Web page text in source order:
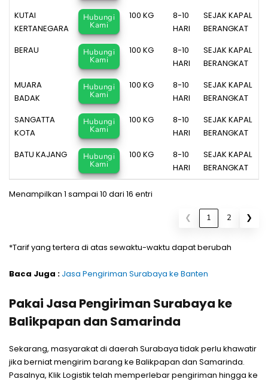
KUTAI
KERTANEGARA
Hubungi
Kami
100 KG
8-10
HARI
SEJAK KAPAL
BERANGKAT
BERAU
Hubungi
Kami
100 KG
8-10
HARI
SEJAK KAPAL
BERANGKAT
MUARA
BADAK
Hubungi
Kami
100 KG
8-10
HARI
SEJAK KAPAL
BERANGKAT
SANGATTA
KOTA
Hubungi
Kami
100 KG
8-10
HARI
SEJAK KAPAL
BERANGKAT
BATU KAJANG
Hubungi
Kami
100 KG
8-10
HARI
SEJAK KAPAL
BERANGKAT
Menampilkan 1 sampai 10 dari 16 entri
❮ 1 2 ❯
*Tarif yang tertera di atas sewaktu-waktu dapat berubah
Baca Juga : Jasa Pengiriman Surabaya ke Banten
Pakai Jasa Pengiriman Surabaya ke
Balikpapan dan Samarinda
Sekarang, masyarakat di daerah Surabaya tidak perlu khawatir
jika berniat mengirim barang ke Balikpapan dan Samarinda.
Pasalnya, Klik Logistik telah memperlebar pengiriman hingga ke